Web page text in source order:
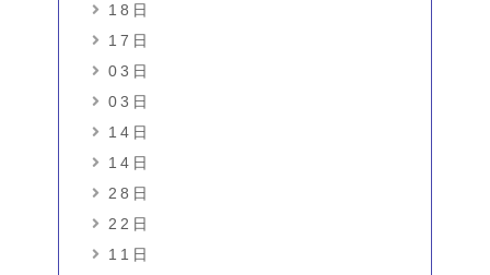
18日
17日
03日
03日
14日
14日
28日
22日
11日